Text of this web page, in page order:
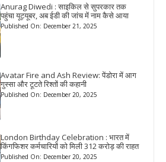
Anurag Diwedi : साइकिल से सुपरकार तक
पहुंचा यूट्यूबर, अब ईडी की जांच में नाम कैसे आया
Published On: December 21, 2025
Avatar Fire and Ash Review: पेंडोरा में आग
गुस्सा और टूटते रिश्तों की कहानी
Published On: December 20, 2025
London Birthday Celebration : भारत में
किंगफिशर कर्मचारियों को मिली 312 करोड़ की राहत
Published On: December 20, 2025